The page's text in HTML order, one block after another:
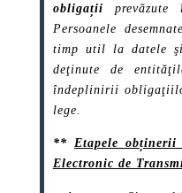
obligații prevăzute
Persoanele
timp util la datele şi
deţinute de
îndeplinirii
lege.
** Etapele
Electronic de